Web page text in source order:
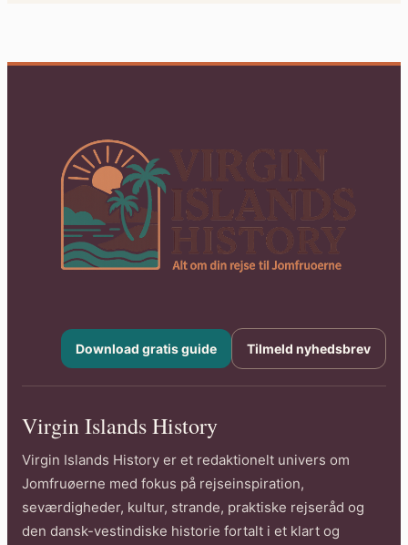
Download gratis guide Tilmeld nyhedsbrev
Virgin Islands History
Virgin Islands History er et redaktionelt univers om
Jomfruøerne med fokus på rejseinspiration,
seværdigheder, kultur, strande, praktiske rejseråd og
den dansk-vestindiske historie fortalt i et klart og